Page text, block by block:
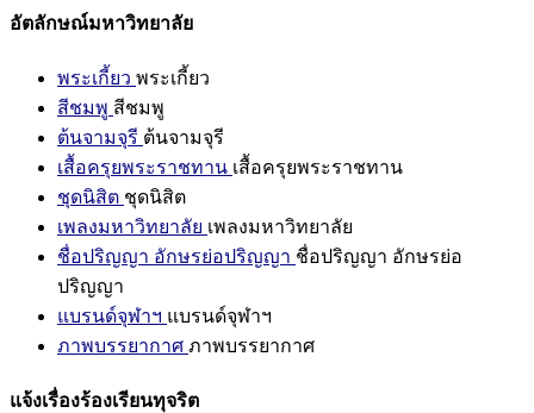
อัตลักษณ์มหาวิทยาลัย
พระเกี้ยว พระเกี้ยว
สีชมพู สีชมพู
ต้นจามจุรี ต้นจามจุรี
เสื้อครุยพระราชทาน เสื้อครุยพระราชทาน
ชุดนิสิต ชุดนิสิต
เพลงมหาวิทยาลัย เพลงมหาวิทยาลัย
ชื่อปริญญา อักษรย่อปริญญา ชื่อปริญญา อักษรย่อ
ปริญญา
แบรนด์จุฬาฯ แบรนด์จุฬาฯ
ภาพบรรยากาศ ภาพบรรยากาศ
แจ้งเรื่องร้องเรียนทุจริต